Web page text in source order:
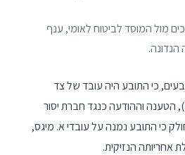
מול המוסד לביטוח לאומי, ענף
הנדונה.
כי התובע היה עובד של צד
), הטענה וההודעה כנגד חברת יסור
כי התובע נמנה על עובדי א. מיגס,
אחריותה הנזיקית.